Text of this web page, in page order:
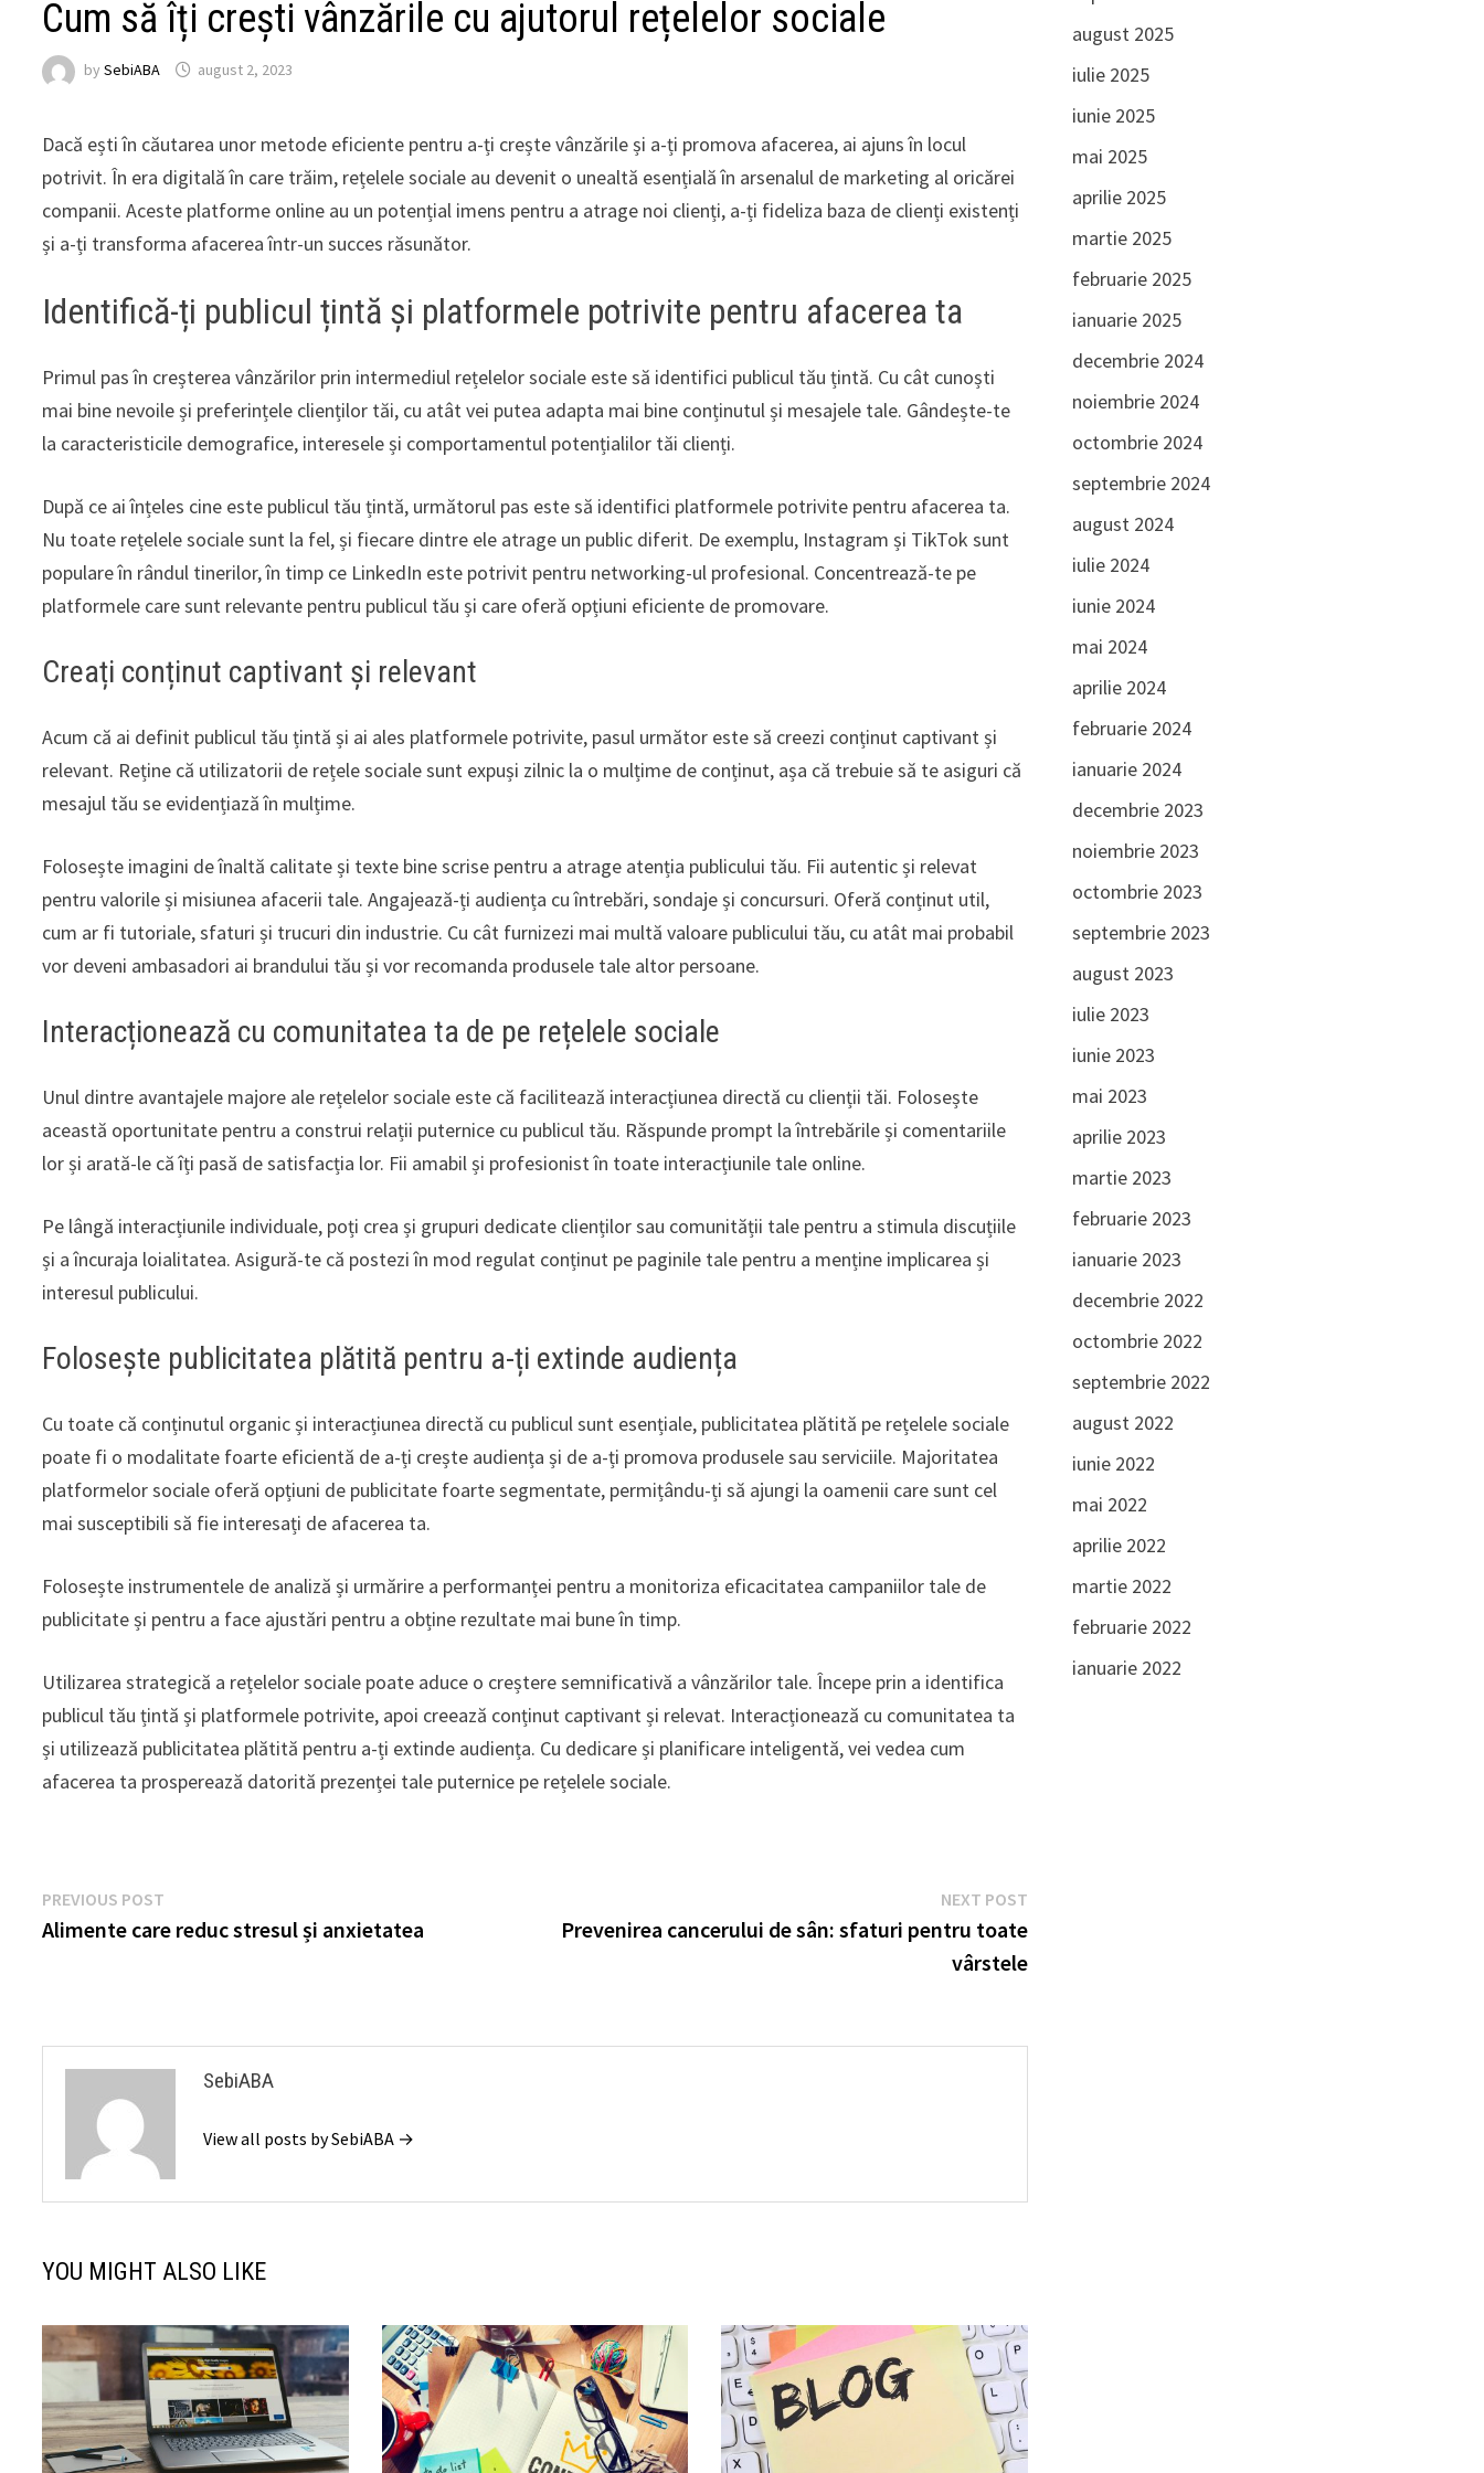
Cum să îți crești vânzările cu ajutorul rețelelor sociale
bySebiABA august 2, 2023
Dacă ești în căutarea unor metode eficiente pentru a-ți crește vânzările și a-ți promova afacerea, ai ajuns în locul
potrivit. În era digitală în care trăim, rețelele sociale au devenit o unealtă esențială în arsenalul de marketing al oricărei
companii. Aceste platforme online au un potențial imens pentru a atrage noi clienți, a-ți fideliza baza de clienți existenți
și a-ți transforma afacerea într-un succes răsunător.
Identifică-ți publicul țintă și platformele potrivite pentru afacerea ta
Primul pas în creșterea vânzărilor prin intermediul rețelelor sociale este să identifici publicul tău țintă. Cu cât cunoști
mai bine nevoile și preferințele clienților tăi, cu atât vei putea adapta mai bine conținutul și mesajele tale. Gândește-te
la caracteristicile demografice, interesele și comportamentul potențialilor tăi clienți.
După ce ai înțeles cine este publicul tău țintă, următorul pas este să identifici platformele potrivite pentru afacerea ta.
Nu toate rețelele sociale sunt la fel, și fiecare dintre ele atrage un public diferit. De exemplu, Instagram și TikTok sunt
populare în rândul tinerilor, în timp ce LinkedIn este potrivit pentru networking-ul profesional. Concentrează-te pe
platformele care sunt relevante pentru publicul tău și care oferă opțiuni eficiente de promovare.
Creați conținut captivant și relevant
Acum că ai definit publicul tău țintă și ai ales platformele potrivite, pasul următor este să creezi conținut captivant și
relevant. Reține că utilizatorii de rețele sociale sunt expuși zilnic la o mulțime de conținut, așa că trebuie să te asiguri că
mesajul tău se evidențiază în mulțime.
Folosește imagini de înaltă calitate și texte bine scrise pentru a atrage atenția publicului tău. Fii autentic și relevat
pentru valorile și misiunea afacerii tale. Angajează-ți audiența cu întrebări, sondaje și concursuri. Oferă conținut util,
cum ar fi tutoriale, sfaturi și trucuri din industrie. Cu cât furnizezi mai multă valoare publicului tău, cu atât mai probabil
vor deveni ambasadori ai brandului tău și vor recomanda produsele tale altor persoane.
Interacționează cu comunitatea ta de pe rețelele sociale
Unul dintre avantajele majore ale rețelelor sociale este că facilitează interacțiunea directă cu clienții tăi. Folosește
această oportunitate pentru a construi relații puternice cu publicul tău. Răspunde prompt la întrebările și comentariile
lor și arată-le că îți pasă de satisfacția lor. Fii amabil și profesionist în toate interacțiunile tale online.
Pe lângă interacțiunile individuale, poți crea și grupuri dedicate clienților sau comunității tale pentru a stimula discuțiile
și a încuraja loialitatea. Asigură-te că postezi în mod regulat conținut pe paginile tale pentru a menține implicarea și
interesul publicului.
Folosește publicitatea plătită pentru a-ți extinde audiența
Cu toate că conținutul organic și interacțiunea directă cu publicul sunt esențiale, publicitatea plătită pe rețelele sociale
poate fi o modalitate foarte eficientă de a-ți crește audiența și de a-ți promova produsele sau serviciile. Majoritatea
platformelor sociale oferă opțiuni de publicitate foarte segmentate, permițându-ți să ajungi la oamenii care sunt cel
mai susceptibili să fie interesați de afacerea ta.
Folosește instrumentele de analiză și urmărire a performanței pentru a monitoriza eficacitatea campaniilor tale de
publicitate și pentru a face ajustări pentru a obține rezultate mai bune în timp.
Utilizarea strategică a rețelelor sociale poate aduce o creștere semnificativă a vânzărilor tale. Începe prin a identifica
publicul tău țintă și platformele potrivite, apoi creează conținut captivant și relevat. Interacționează cu comunitatea ta
și utilizează publicitatea plătită pentru a-ți extinde audiența. Cu dedicare și planificare inteligentă, vei vedea cum
afacerea ta prosperează datorită prezenței tale puternice pe rețelele sociale.
Navigare
în
PREVIOUS POST
post:
Alimente care reduc stresul și anxietatea
NEXT POSTNext
post:
Prevenirea cancerului de sân: sfaturi pentru toate
vârstele
SebiABA
View all posts by SebiABA →
YOU MIGHT ALSO LIKE
august 2025
iulie 2025
iunie 2025
mai 2025
aprilie 2025
martie 2025
februarie 2025
ianuarie 2025
decembrie 2024
noiembrie 2024
octombrie 2024
septembrie 2024
august 2024
iulie 2024
iunie 2024
mai 2024
aprilie 2024
februarie 2024
ianuarie 2024
decembrie 2023
noiembrie 2023
octombrie 2023
septembrie 2023
august 2023
iulie 2023
iunie 2023
mai 2023
aprilie 2023
martie 2023
februarie 2023
ianuarie 2023
decembrie 2022
octombrie 2022
septembrie 2022
august 2022
iunie 2022
mai 2022
aprilie 2022
martie 2022
februarie 2022
ianuarie 2022